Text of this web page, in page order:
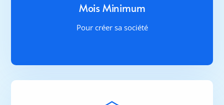
Mois Minimum
Pour créer sa société